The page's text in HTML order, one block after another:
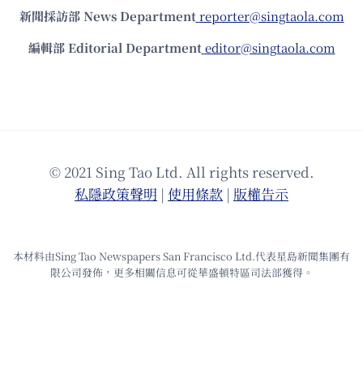
新聞採訪部 News Department reporter@singtaola.com
編輯部 Editorial Department editor@singtaola.com
© 2021 Sing Tao Ltd. All rights reserved.
私隱政策聲明 | 使⽤條款 | 版權告⽰
本材料由Sing Tao Newspapers San Francisco Ltd.代表星島新聞集團有
限公司發佈，更多相關信息可從華盛頓特區司法部獲得。